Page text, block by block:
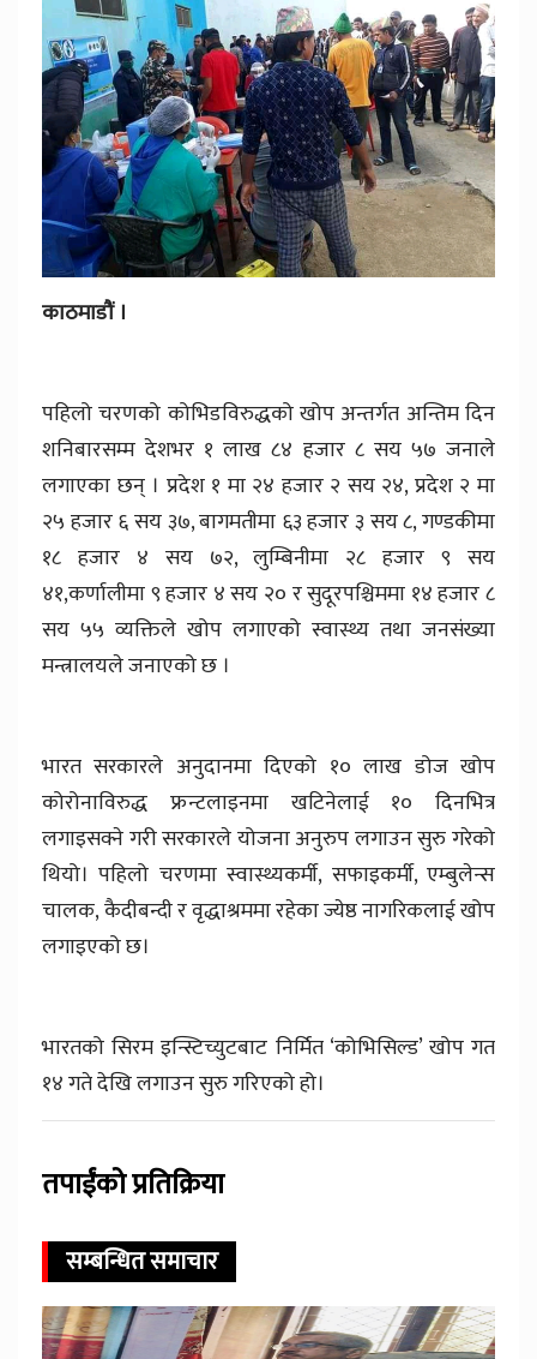
काठमाडौं ।
पहिलो चरणको कोभिडविरुद्धको खोप अन्तर्गत अन्तिम दिन
शनिबारसम्म देशभर १ लाख ८४ हजार ८ सय ५७ जनाले
लगाएका छन् । प्रदेश १ मा २४ हजार २ सय २४, प्रदेश २ मा
२५ हजार ६ सय ३७, बागमतीमा ६३ हजार ३ सय ८, गण्डकीमा
१८ हजार ४ सय ७२, लुम्बिनीमा २८ हजार ९ सय
४१,कर्णालीमा ९ हजार ४ सय २० र सुदूरपश्चिममा १४ हजार ८
सय ५५ व्यक्तिले खोप लगाएको स्वास्थ्य तथा जनसंख्या
मन्त्रालयले जनाएको छ ।
भारत सरकारले अनुदानमा दिएको १० लाख डोज खोप
कोरोनाविरुद्ध फ्रन्टलाइनमा खटिनेलाई १० दिनभित्र
लगाइसक्ने गरी सरकारले योजना अनुरुप लगाउन सुरु गरेको
थियो। पहिलो चरणमा स्वास्थ्यकर्मी, सफाइकर्मी, एम्बुलेन्स
चालक, कैदीबन्दी र वृद्धाश्रममा रहेका ज्येष्ठ नागरिकलाई खोप
लगाइएको छ।
भारतको सिरम इन्स्टिच्युटबाट निर्मित ‘कोभिसिल्ड’ खोप गत
१४ गते देखि लगाउन सुरु गरिएको हो।
तपाईंको प्रतिक्रिया
सम्बन्धित समाचार